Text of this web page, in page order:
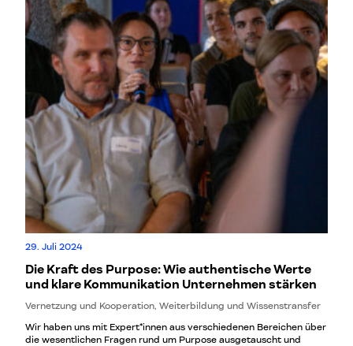
29. Juli 2024
Die Kraft des Purpose: Wie authentische Werte
und klare Kommunikation Unternehmen stärken
Vernetzung und Kooperation, Weiterbildung und Wissenstransfer
Wir haben uns mit Expert*innen aus verschiedenen Bereichen über
die wesentlichen Fragen rund um Purpose ausgetauscht und